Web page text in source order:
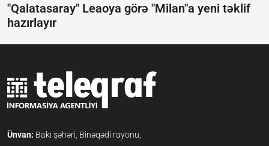
"Qalatasaray" Leaoya görə "Milan"a yeni təklif
hazırlayır
Ünvan: Bakı şəhəri, Binəqədi rayonu,